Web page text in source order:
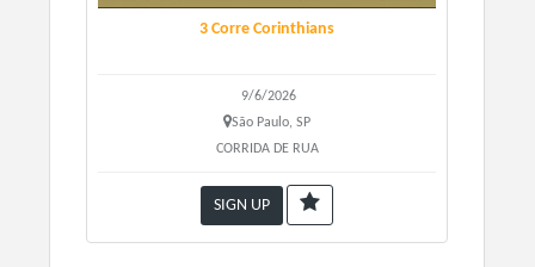
3 Corre Corinthians
9/6/2026
São Paulo, SP
CORRIDA DE RUA
SIGN UP